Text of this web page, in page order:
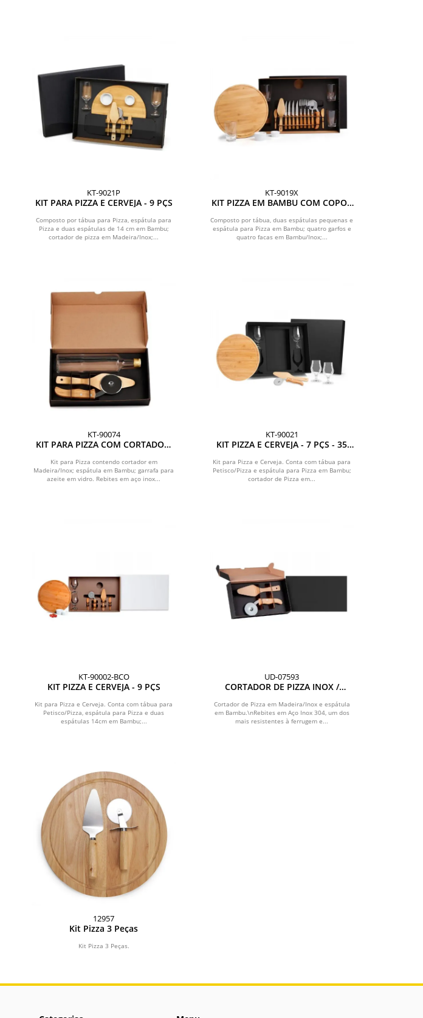
KT-9021P
KIT PARA PIZZA E CERVEJA - 9 PÇS
Composto por tábua para Pizza, espátula para
Pizza e duas espátulas de 14 cm em Bambu;
cortador de pizza em Madeira/Inox;...
KT-9019X
KIT PIZZA EM BAMBU COM COPOS
Composto por tábua, duas espátulas pequenas e
espátula para Pizza em Bambu; quatro garfos e
quatro facas em Bambu/Inox;...
KT-90074
KIT PARA PIZZA COM CORTADOR,
Kit para Pizza contendo cortador em
Madeira/Inox; espátula em Bambu; garrafa para
azeite em vidro. Rebites em aço inox...
KT-90021
KIT PIZZA E CERVEJA - 7 PÇS - 35
Kit para Pizza e Cerveja. Conta com tábua para
Petisco/Pizza e espátula para Pizza em Bambu;
cortador de Pizza em...
KT-90002-BCO
KIT PIZZA E CERVEJA - 9 PÇS
Kit para Pizza e Cerveja. Conta com tábua para
Petisco/Pizza, espátula para Pizza e duas
espátulas 14cm em Bambu;...
UD-07593
CORTADOR DE PIZZA INOX /
Cortador de Pizza em Madeira/Inox e espátula
em Bambu.\nRebites em Aço Inox 304, um dos
mais resistentes à ferrugem e...
12957
Kit Pizza 3 Peças
Kit Pizza 3 Peças.